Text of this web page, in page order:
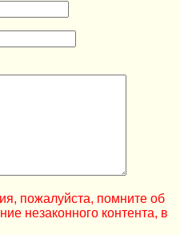
пожалуйста, помните об
незаконного контента, в